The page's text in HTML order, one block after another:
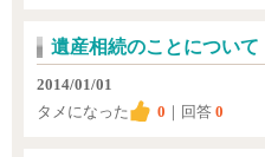
遺産相続のことについて
2014/01/01
タメになった
0 ｜回答 0